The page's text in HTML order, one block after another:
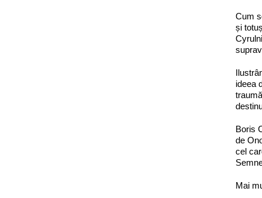
Cum
și
ideea
Boris
de
cel
Mai